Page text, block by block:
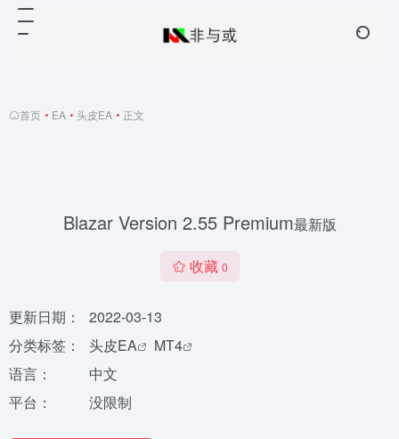
首页 • EA • 头皮EA • 正文
Blazar Version 2.55 Premium最新版
收藏 0
更新日期：
2022-03-13
分类标签：
头皮EA
MT4
语言：
中文
平台：
没限制